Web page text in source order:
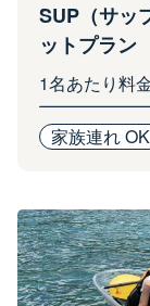
SUP（サッ
ットプラン
1名あたり料
家族連れ OK